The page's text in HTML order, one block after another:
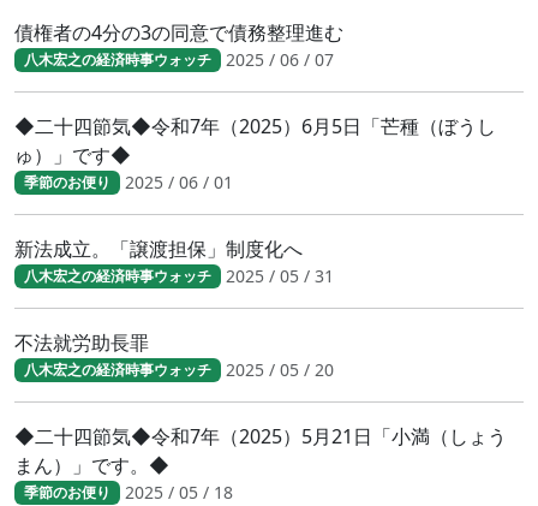
債権者の4分の3の同意で債務整理進む
八木宏之の経済時事ウォッチ 2025 / 06 / 07
◆二十四節気◆令和7年（2025）6月5日「芒種（ぼうし
ゅ）」です◆
季節のお便り 2025 / 06 / 01
新法成立。「譲渡担保」制度化へ
八木宏之の経済時事ウォッチ 2025 / 05 / 31
不法就労助長罪
八木宏之の経済時事ウォッチ 2025 / 05 / 20
◆二十四節気◆令和7年（2025）5月21日「小満（しょう
まん）」です。◆
季節のお便り 2025 / 05 / 18